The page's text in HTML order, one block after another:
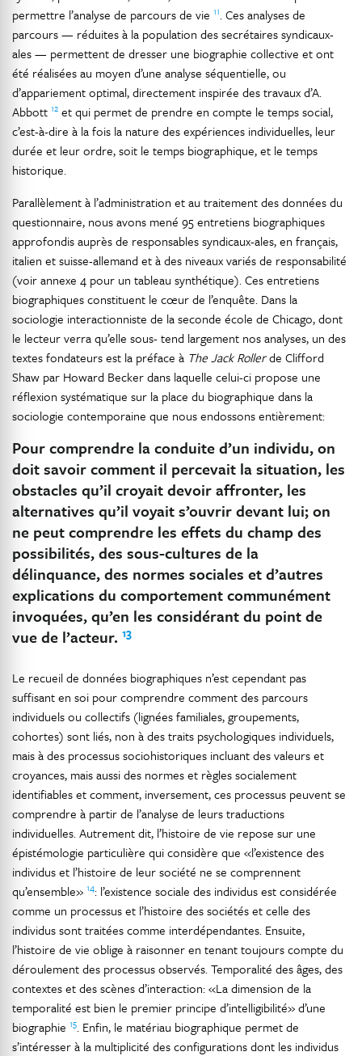
permettre l’analyse de parcours de vie 11. Ces analyses de
parcours — réduites à la population des secrétaires syndicaux-
ales — permettent de dresser une biographie collective et ont
été réalisées au moyen d’une analyse séquentielle, ou
d’appariement optimal, directement inspirée des travaux d’A.
Abbott 12 et qui permet de prendre en compte le temps social,
c’est-à-dire à la fois la nature des expériences individuelles, leur
durée et leur ordre, soit le temps biographique, et le temps
historique.
Parallèlement à l’administration et au traitement des données du
questionnaire, nous avons mené 95 entretiens biographiques
approfondis auprès de responsables syndicaux-ales, en français,
italien et suisse-allemand et à des niveaux variés de responsabilité
(voir annexe 4 pour un tableau synthétique). Ces entretiens
biographiques constituent le cœur de l’enquête. Dans la
sociologie interactionniste de la seconde école de Chicago, dont
le lecteur verra qu’elle sous- tend largement nos analyses, un des
textes fondateurs est la préface à The Jack Rollerde Clifford
Shaw par Howard Becker dans laquelle celui-ci propose une
réflexion systématique sur la place du biographique dans la
sociologie contemporaine que nous endossons entièrement:
Pour comprendre la conduite d’un individu, on
doit savoir comment il percevait la situation, les
obstacles qu’il croyait devoir affronter, les
alternatives qu’il voyait s’ouvrir devant lui; on
ne peut comprendre les effets du champ des
possibilités, des sous-cultures de la
délinquance, des normes sociales et d’autres
explications du comportement communément
invoquées, qu’en les considérant du point de
vue de l’acteur. 13
Le recueil de données biographiques n’est cependant pas
suffisant en soi pour comprendre comment des parcours
individuels ou collectifs (lignées familiales, groupements,
cohortes) sont liés, non à des traits psychologiques individuels,
mais à des processus sociohistoriques incluant des valeurs et
croyances, mais aussi des normes et règles socialement
identifiables et comment, inversement, ces processus peuvent se
comprendre à partir de l’analyse de leurs traductions
individuelles. Autrement dit, l’histoire de vie repose sur une
épistémologie particulière qui considère que «l’existence des
individus et l’histoire de leur société ne se comprennent
qu’ensemble» 14: l’existence sociale des individus est considérée
comme un processus et l’histoire des sociétés et celle des
individus sont traitées comme interdépendantes. Ensuite,
l’histoire de vie oblige à raisonner en tenant toujours compte du
déroulement des processus observés. Temporalité des âges, des
contextes et des scènes d’interaction: «La dimension de la
temporalité est bien le premier principe d’intelligibilité» d’une
biographie 15. Enfin, le matériau biographique permet de
s’intéresser à la multiplicité des configurations dont les individus